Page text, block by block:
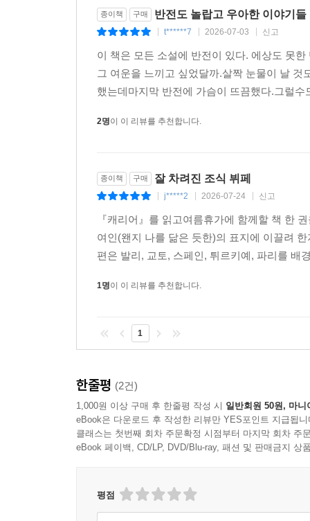
종이책 구매 반전도 놀랍고 우아한 이야기들
t******7 2026-07-03 신고
이 책은 모든 소설에 반전이 있다. 에상도 못
그 여운을 느끼고 싶었달까.살짝 눈물이 날
했는데마지막 반전에 가슴이 뜨끔했다.그럴
2명이 이 리뷰를 추천합니다.
종이책 구매 잘 차려진 조식 뷔페
j*****2 2026-07-24 신고
『캐리어』를 읽고여름휴가에 함께할 책 한
여인(왠지 나를 닮은 듯한)의 표지에 이끌려
편은 발리, 교토, 스페인, 튀르키예, 파리를 배
1명이 이 리뷰를 추천합니다.
1
한줄평 (2건)
1,000원 이상 구매 후 한줄평 작성 시 일반회원 50원, 마니
eBook은 다운로드 후 작성한 리뷰만 YES포인트 지급됩니
클래스는 첫번째 회차 주문확정 시점부터 마지막 회차 주
eBook 페이백, CD/LP, DVD/Blu-ray, 패션 및 판매금지 상
평점